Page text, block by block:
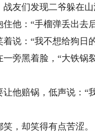
们发现二爷躲在山
：“手榴弹丢出去
：“我不想给狗日
黑着脸，“大铁锅
赔锅，低声说：“
却笑得有点苦涩。